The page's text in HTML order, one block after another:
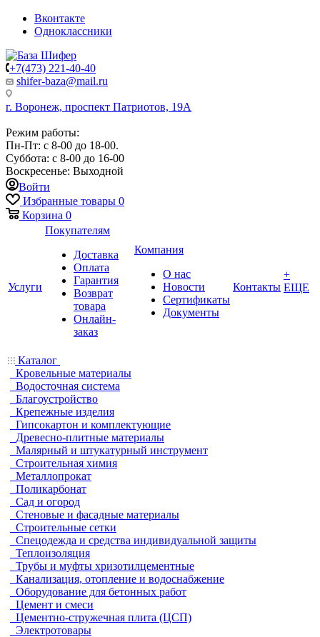
Вконтакте
Одноклассники
+7(473) 221-40-40
shifer-baza@mail.ru
г. Воронеж, проспект Патриотов, 19А
Режим работы:
Пн-Пт: с 8-00 до 18-00.
Суббота: с 8-00 до 16-00
Воскресенье: Выходной
Войти
Избранные товары 0
Корзина 0
Услуги
Покупателям
Доставка
Оплата
Гарантия
Возврат
товара
Онлайн-
заказ
Компания
О нас
Новости
Сертификаты
Документы
Контакты
+
ЕЩЕ
Каталог
Кровельные материалы
Водосточная система
Благоустройство
Крепежные изделия
Гипсокартон и комплектующие
Древесно-плитные материалы
Малярный и штукатурный инструмент
Строительная химия
Металлопрокат
Поликарбонат
Сад и огород
Стеновые и фасадные материалы
Строительные сетки
Спецодежда и средства индивидуальной защиты
Теплоизоляция
Трубы и муфты хризотилцементные
Канализация, отопление и водоснабжение
Оборудование для бетонных работ
Цемент и смеси
Цементно-стружечная плита (ЦСП)
Электротовары